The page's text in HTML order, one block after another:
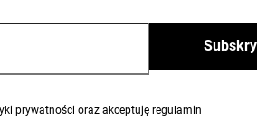
akceptuję regulamin